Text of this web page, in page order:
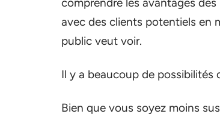
comprendre les avantages
avec des clients potentiels en
public veut voir.
Il y a beaucoup de possibilités
Bien que vous soyez moins